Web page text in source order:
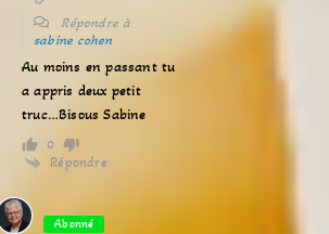
Répondre à
sabine cohen
Au moins en passant tu
a appris deux petit
truc…Bisous Sabine
0
Répondre
Abonné